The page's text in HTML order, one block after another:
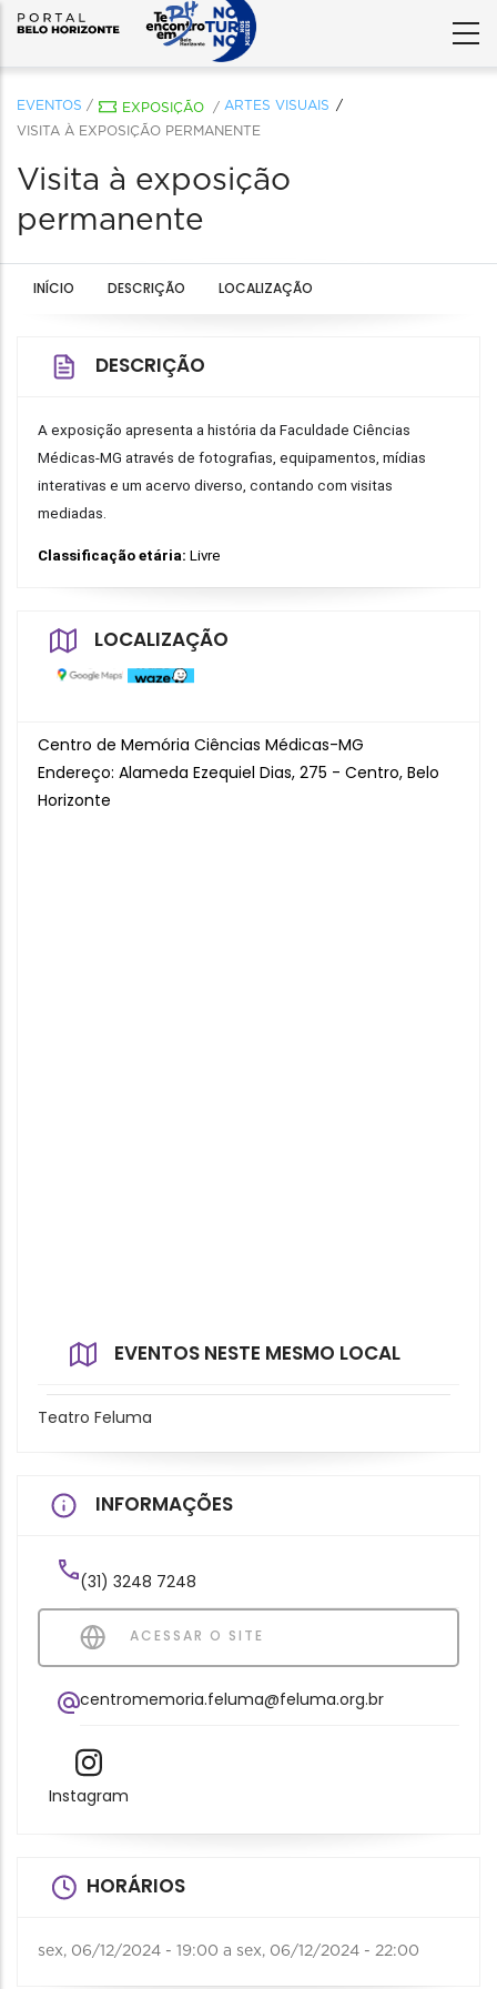
EVENTOS / EXPOSIÇÃO / ARTES VISUAIS
VISITA À EXPOSIÇÃO PERMANENTE
Visita à exposição
permanente
INÍCIO DESCRIÇÃO LOCALIZAÇÃO
DESCRIÇÃO
A exposição apresenta a história da Faculdade Ciências
Médicas-MG através de fotografias, equipamentos, mídias
interativas e um acervo diverso, contando com visitas
mediadas.
Classificação etária: Livre
LOCALIZAÇÃO
Centro de Memória Ciências Médicas-MG
Endereço: Alameda Ezequiel Dias, 275 - Centro, Belo
Horizonte
EVENTOS NESTE MESMO LOCAL
Teatro Feluma
INFORMAÇÕES
(31) 3248 7248
ACESSAR O SITE
centromemoria.feluma@feluma.org.br
Instagram
HORÁRIOS
sex, 06/12/2024 - 19:00 a sex, 06/12/2024 - 22:00